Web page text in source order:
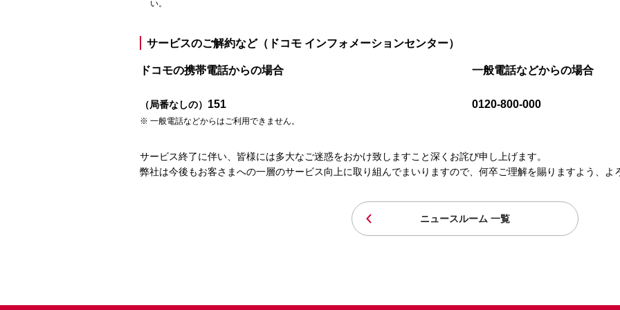
い。
サービスのご解約など（ドコモ インフォメーションセンター）
ドコモの携帯電話からの場合
（局番なしの） 151
一般電話などからはご利用できません。
一般電話などからの場合
0120-800-000
サービス終了に伴い、皆様には多大なご迷惑をおかけ致しますこと深くお詫び申し上げます。
弊社は今後もお客さまへの一層のサービス向上に取り組んでまいりますので、何卒ご理解を賜りますよう、よ
ニュースルーム 一覧